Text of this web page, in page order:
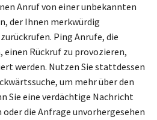
Anruf von einer unbekannten
der Ihnen merkwürdig
Ping Anrufe, die
Rückruf zu provozieren,
werden. Nutzen Sie stattdessen
um mehr über den
Sie eine verdächtige Nachricht
die Anfrage unvorhergesehen